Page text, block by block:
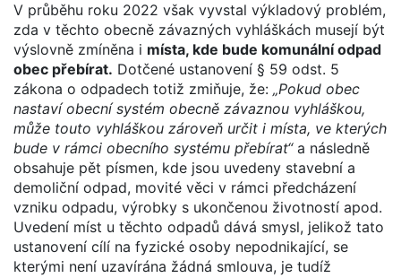
V průběhu roku 2022 však vyvstal výkladový problém,
zda v těchto obecně závazných vyhláškách musejí být
výslovně zmíněna i místa, kde bude komunální odpad
obec přebírat. Dotčené ustanovení § 59 odst. 5
zákona o odpadech totiž zmiňuje, že: „Pokud obec
nastaví obecní systém obecně závaznou vyhláškou,
může touto vyhláškou zároveň určit i místa, ve kterých
bude v rámci obecního systému přebírat“a následně
obsahuje pět písmen, kde jsou uvedeny stavební a
demoliční odpad, movité věci v rámci předcházení
vzniku odpadu, výrobky s ukončenou životností apod.
Uvedení míst u těchto odpadů dává smysl, jelikož tato
ustanovení cílí na fyzické osoby nepodnikající, se
kterými není uzavírána žádná smlouva, je tudíž